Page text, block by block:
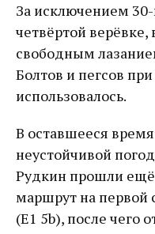
За исключением
четвёртой верёвке,
свободным
Болтов и пегсов
использовалось.
В оставшееся
неустойчивой
Рудкин прошли
маршрут на первой
(E1 5b), после чего